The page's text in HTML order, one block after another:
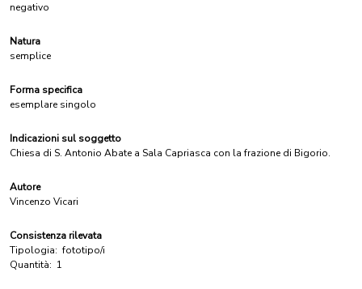
negativo
Natura
semplice
Forma specifica
esemplare singolo
Indicazioni sul soggetto
Chiesa di S. Antonio Abate a Sala Capriasca con la frazione di Bigorio.
Autore
Vincenzo Vicari
Consistenza rilevata
Tipologia: fototipo/i
Quantità: 1